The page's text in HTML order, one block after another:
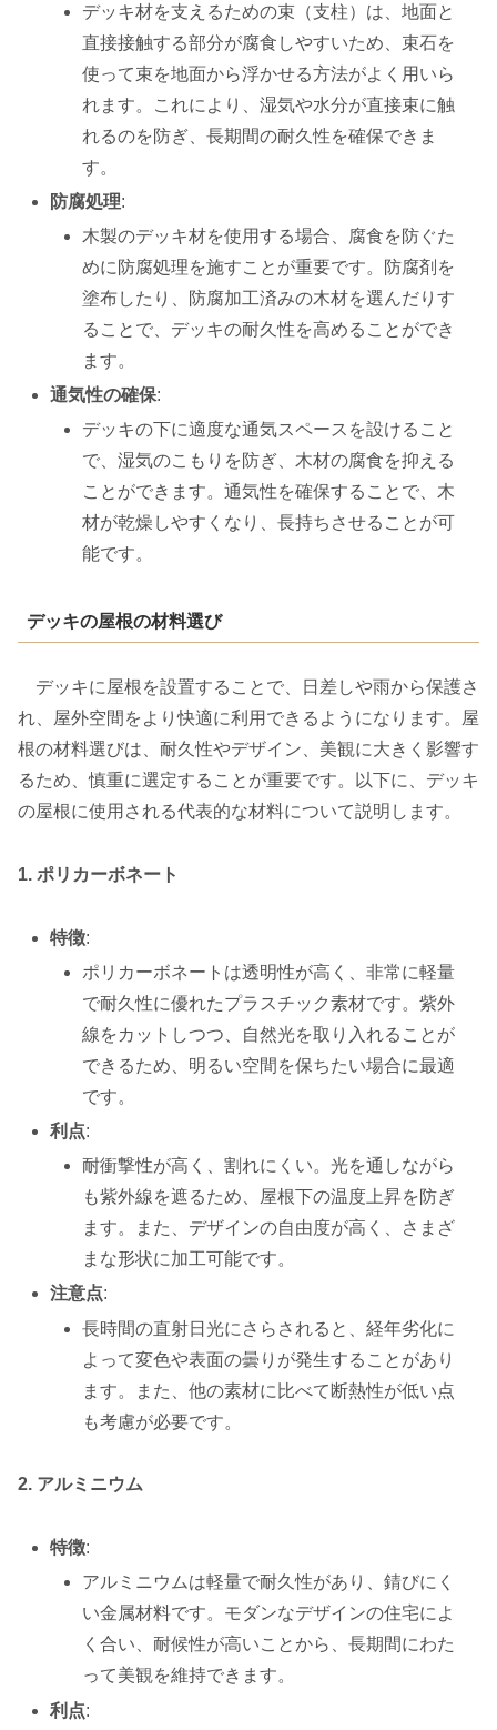
デッキ材を支えるための束（支柱）は、地面と
直接接触する部分が腐食しやすいため、束石を
使って束を地面から浮かせる方法がよく用いら
れます。これにより、湿気や水分が直接束に触
れるのを防ぎ、長期間の耐久性を確保できま
す。
防腐処理:
木製のデッキ材を使用する場合、腐食を防ぐた
めに防腐処理を施すことが重要です。防腐剤を
塗布したり、防腐加工済みの木材を選んだりす
ることで、デッキの耐久性を高めることができ
ます。
通気性の確保:
デッキの下に適度な通気スペースを設けること
で、湿気のこもりを防ぎ、木材の腐食を抑える
ことができます。通気性を確保することで、木
材が乾燥しやすくなり、長持ちさせることが可
能です。
デッキの屋根の材料選び
デッキに屋根を設置することで、日差しや雨から保護さ
れ、屋外空間をより快適に利用できるようになります。屋
根の材料選びは、耐久性やデザイン、美観に大きく影響す
るため、慎重に選定することが重要です。以下に、デッキ
の屋根に使用される代表的な材料について説明します。
1. ポリカーボネート
特徴:
ポリカーボネートは透明性が高く、非常に軽量
で耐久性に優れたプラスチック素材です。紫外
線をカットしつつ、自然光を取り入れることが
できるため、明るい空間を保ちたい場合に最適
です。
利点:
耐衝撃性が高く、割れにくい。光を通しながら
も紫外線を遮るため、屋根下の温度上昇を防ぎ
ます。また、デザインの自由度が高く、さまざ
まな形状に加工可能です。
注意点:
長時間の直射日光にさらされると、経年劣化に
よって変色や表面の曇りが発生することがあり
ます。また、他の素材に比べて断熱性が低い点
も考慮が必要です。
2. アルミニウム
特徴:
アルミニウムは軽量で耐久性があり、錆びにく
い金属材料です。モダンなデザインの住宅によ
く合い、耐候性が高いことから、長期間にわた
って美観を維持できます。
利点: